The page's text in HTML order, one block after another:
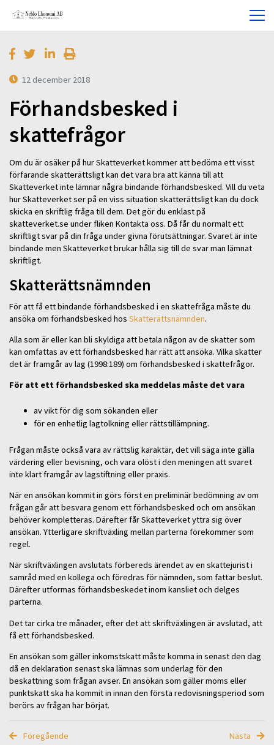
12 december 2018
Förhandsbesked i
skattefrågor
Om du är osäker på hur Skatteverket kommer att bedöma ett visst
förfarande skatterättsligt kan det vara bra att känna till att
Skatteverket inte lämnar några bindande förhandsbesked. Vill du veta
hur Skatteverket ser på en viss situation skatterättsligt kan du dock
skicka en skriftlig fråga till dem. Det gör du enklast på
skatteverket.se under fliken Kontakta oss. Då får du normalt ett
skriftligt svar på din fråga under givna förutsättningar. Svaret är inte
bindande men Skatteverket brukar hålla sig till de svar man lämnat
skriftligt.
Skatterättsnämnden
För att få ett bindande förhandsbesked i en skattefråga måste du
ansöka om förhandsbesked hos Skatterättsnämnden.
Alla som är eller kan bli skyldiga att betala någon av de skatter som
kan omfattas av ett förhandsbesked har rätt att ansöka. Vilka skatter
det är framgår av lag (1998:189) om förhandsbesked i skattefrågor.
För att ett förhandsbesked ska meddelas måste det vara
av vikt för dig som sökanden eller
för en enhetlig lagtolkning eller rättstillämpning.
Frågan måste också vara av rättslig karaktär, det vill säga inte gälla
värdering eller bevisning, och vara olöst i den meningen att svaret
inte klart framgår av lagstiftning eller praxis.
När en ansökan kommit in görs först en preliminär bedömning av om
frågan går att besvara genom ett förhandsbesked och om ansökan
behöver kompletteras. Därefter får Skatteverket yttra sig över
ansökan. Ytterligare skriftväxling mellan parterna förekommer som
regel.
När skriftväxlingen avslutats förbereds ärendet av en skattejurist i
samråd med en kollega och föredras för nämnden, som fattar beslut.
Därefter utformas förhandsbeskedet inom kansliet och delges
parterna.
Det tar cirka tre månader, efter det att skriftväxlingen är avslutad, att
få ett förhandsbesked.
En ansökan som gäller inkomstskatt måste komma in senast den dag
då en deklaration senast ska lämnas som underlag för den
beskattning som frågan avser. En ansökan som gäller moms eller
punktskatt ska ha kommit in innan den första redovisningsperiod som
berörs av frågan har börjat.
Föregående Nästa